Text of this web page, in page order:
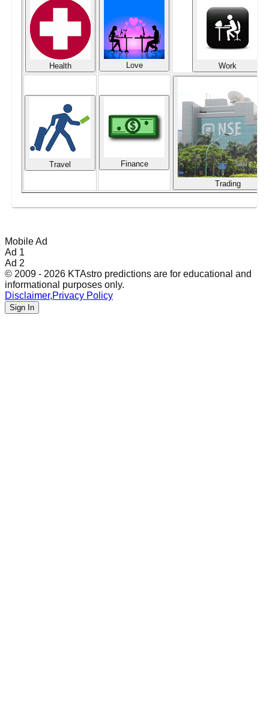
Health Love Work
Travel Finance
Trading
Mobile Ad
Ad 1
Ad 2
© 2009 - 2026 KTAstro predictions are for educational and
informational purposes only.
Disclaimer,Privacy Policy
Sign In